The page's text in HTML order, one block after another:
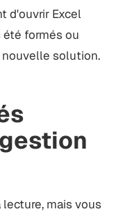
d'ouvrir Excel
été formés ou
nouvelle solution.
lecture, mais vous